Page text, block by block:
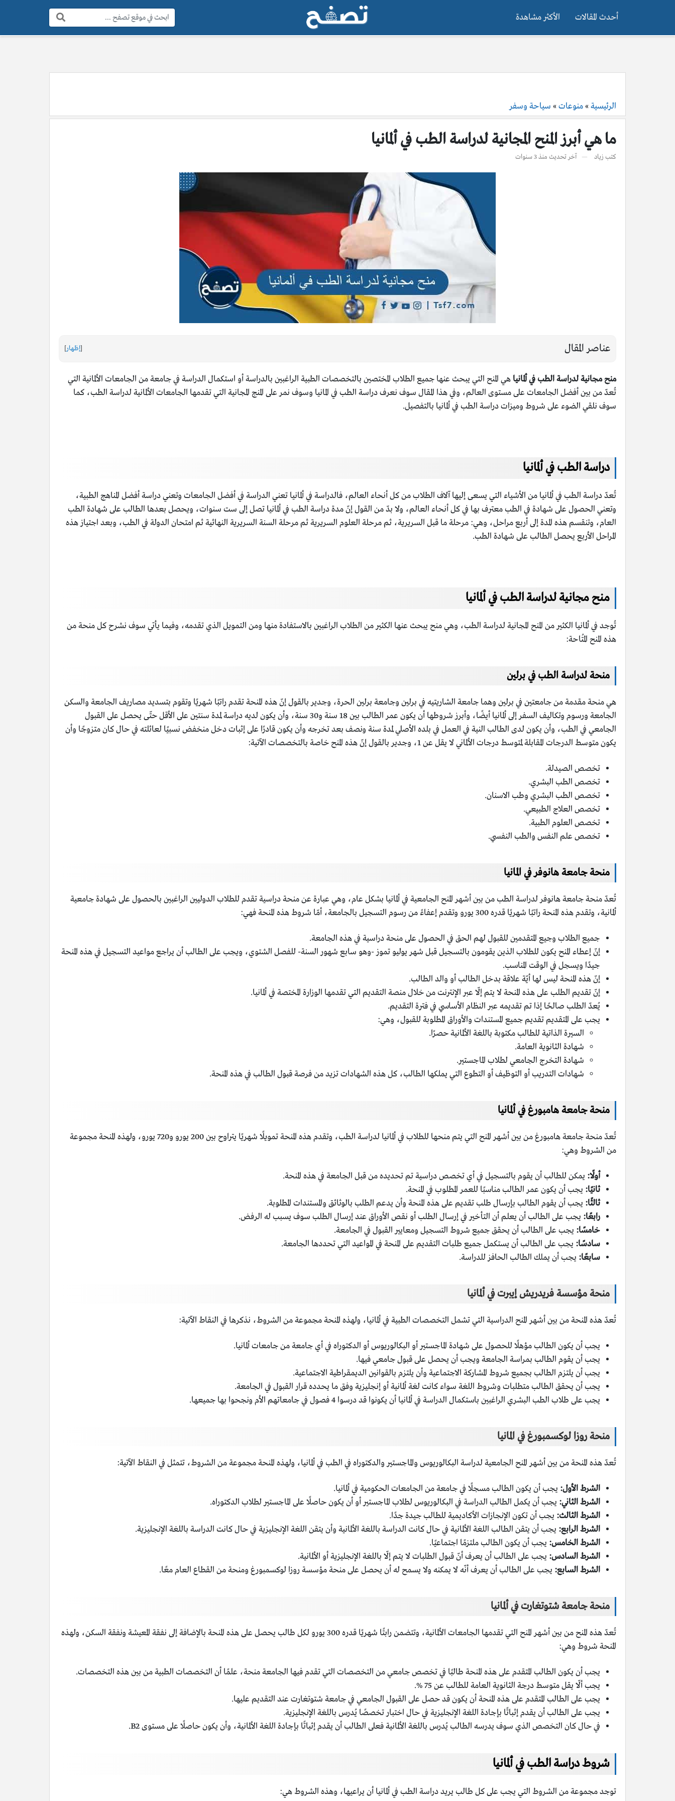
أحدث المقالات الأكثر مشاهدة
البحث:
الرئيسية »منوعات » سياحة وسفر
ما هي أبرز المنح المجانية لدراسة الطب في ألمانيا
كتب زياد آخر تحديث منذ 3 سنوات
عناصر المقال [إظهار]
منح مجانية لدراسة الطب في ألمانيا هي المنح التي يبحث عنها جميع الطلاب المختصين بالتخصصات الطبية الراغبين بالدراسة أو استكمال الدراسة في جامعة من الجامعات الألمانية التي
تُعدّ من بين أفضل الجامعات على مستوى العالم، وفي هذا المقال سوف نعرف دراسة الطب في المانيا وسوف نمر على المنج المجانية التي تقدمها الجامعات الألمانية لدراسة الطب، كما
سوف نلقي الضوء على شروط وميزات دراسة الطب في ألمانيا بالتفصيل.
دراسة الطب في ألمانيا
تُعدّ دراسة الطب في ألمانيا من الأشياء التي يسعى إليها آلاف الطلاب من كل أنحاء العالم، فالدراسة في ألمانيا تعني الدراسة في أفضل الجامعات وتعني دراسة أفضل المناهج الطبية،
وتعني الحصول على شهادة في الطب معترف بها في كل أنحاء العالم، ولا بدّ من القول إنّ مدة دراسة الطب في ألمانيا تصل إلى ست سنوات، ويحصل بعدها الطالب على شهادة الطب
العام، وتنقسم هذه المدة إلى أربع مراحل، وهي: مرحلة ما قبل السريرية، ثم مرحلة العلوم السريرية ثم مرحلة السنة السريرية النهائية ثم امتحان الدولة في الطب، وبعد اجتياز هذه
المراحل الأربع يحصل الطالب على شهادة الطب.
منح مجانية لدراسة الطب في ألمانيا
تُوجد في ألمانيا الكثير من المنح المجانية لدراسة الطب، وهي منح يبحث عنها الكثير من الطلاب الراغبين بالاستفادة منها ومن التمويل الذي تقدمه، وفيما يأتي سوف نشرح كل منحة من
هذه المنح المُتاحة:
منحة لدراسة الطب في برلين
هي منحة مقدمة من جامعتين في برلين وهما جامعة الشاريتيه في برلين وجامعة برلين الحرة، وجدير بالقول إنّ هذه المنحة تقدم راتبًا شهريًا وتقوم بتسديد مصاريف الجامعة والسكن
الجامعة ورسوم وتكاليف السفر إلى ألمانيا أيضًا، وأبرز شروطها أن يكون عمر الطالب بين 18 سنة و30 سنة، وأن يكون لديه دراسة لمدة سنتين على الأقل حتّى يحصل على القبول
الجامعي في الطب، وأن يكون لدى الطالب النية في العمل في بلده الأصلي لمدة سنة ونصف بعد تخرجه وأن يكون قادرًا على إثبات دخل منخفض نسبيًا لعائلته في حال كان متزوجًا وأن
يكون متوسط الدرجات المقابلة لمتوسط درجات الألماني لا يقل عن 1، وجدير بالقول إنّ هذه المنح خاصة بالتخصصات الآتية:
تخصص الصيدلة.
تخصص الطب البشري.
تخصص الطب البشري وطب الاسنان.
تخصص العلاج الطبيعي.
تخصص العلوم الطبية.
تخصص علم النفس والطب النفسي.
منحة جامعة هانوفر في المانيا
تُعدّ منحة جامعة هانوفر لدراسة الطب من بين أشهر المنح الجامعية في ألمانيا بشكل عام، وهي عبارة عن منحة دراسية تقدم للطلاب الدوليين الراغبين بالحصول على شهادة جامعية
ألمانية، وتقدم هذه المنحة راتبًا شهريًا قدره 300 يورو وتقدم إعفاءً من رسوم التسجيل بالجامعة، أمّا شروط هذه المنحة فهي:
جميع الطلاب وجيع المتقدمين للقبول لهم الحق في الحصول على منحة دراسية في هذه الجامعة.
إنّ إعطاء المنح يكون للطلاب الذين يقومون بالتسجيل قبل شهر يوليو تموز -وهو سابع شهور السنة- للفصل الشتوي، ويجب على الطالب أن يراجع مواعيد التسجيل في هذه المنحة
جيدًا ويسجل في الوقت المناسب.
إنّ هذه المنحة ليس لها أيّة علاقة بدخل الطالب أو والد الطالب.
إنّ تقديم الطلب على هذه المنحة لا يتم إلّا عبر الإنترنت من خلال منصة التقديم التي تقدمها الوزارة المختصة في ألمانيا.
يُعدّ الطلب صالحًا إذا تم تقديمه عبر النظام الأساسي في فترة التقديم.
يجب على المتقديم تقديم جميع المستندات والأوراق المطلوبة للقبول، وهي:
السيرة الذاتية للطالب مكتوبة باللغة الألمانية حصرًا.
شهادة الثانوية العامة.
شهادة التخرج الجامعي لطلاب الماجستير.
شهادات التدريب أو التوظيف أو التطوع التي يملكها الطالب، كل هذه الشهادات تزيد من فرصة قبول الطالب في هذه المنحة.
منحة جامعة هامبورغ في ألمانيا
تُعدّ منحة جامعة هامبورغ من بين أشهر المنح التي يتم منحها للطلاب في ألمانيا لدراسة الطب، وتقدم هذه المنحة تمويلًا شهريًا يتراوح بين 200 يورو و720 يورو، ولهذه المنحة مجموعة
من الشروط وهي:
أولًا: يمكن للطالب أن يقوم بالتسجيل في أي تخصص دراسية تم تحديده من قبل الجامعة في هذه المنحة.
ثانيًا: يجب أن يكون عمر الطالب مناسبًا للعمر المطلوب في المنحة.
ثالثًا: يجب أن يقوم الطالب بإرسال طلب تقديم على هذه المنحة وأن يدعم الطلب بالوثائق والمستندات المطلوبة.
رابعًا: يجب على الطالب أن يعلم أن التأخير في إرسال الطلب أو نقص الأوراق عند إرسال الطلب سوف يسبب له الرفض.
خامسًا: يجب على الطالب أن يحقق جميع شروط التسجيل ومعايير القبول في الجامعة.
سادسًا: يجب على الطالب أن يستكمل جميع طلبات التقديم على المنحة في المواعيد التي تحددها الجامعة.
سابعًا: يجب أن يملك الطالب الحافز للدراسة.
منحة مؤسسة فريدريش إيبرت في ألمانيا
تُعدّ هذه المنحة من بين أشهر المنح الدراسية التي تشمل التخصصات الطبية في ألمانيا، ولهذه المنحة مجموعة من الشروط، نذكرها في النقاط الآتية:
يجب أن يكون الطالب مؤهلًا للحصول على شهادة الماجستير أو البكالوريوس أو الدكتوراه في أي جامعة من جامعات ألمانيا.
يجب أن يقوم الطالب بمراسة الجامعة ويجب أن يحصل على قبول جامعي فيها.
يجب أن يلتزم الطالب بجميع شروط المشاركة الاجتماعية وأن يلتزم بالقوانين الديمقراطية الاجتماعية.
يجب أن يحقق الطالب متطلبات وشروط اللغة سواء كانت لغة ألمانية أو إنجليزية وفق ما يحدده قرار القبول في الجامعة.
يجب على طلاب الطب البشري الراغبين باستكمال الدراسة في ألمانيا أن يكونوا قد درسوا 4 فصول في جامعاتهم الأم ونجحوا بها جميعها.
منحة روزا لوكسمبورغ في المانيا
تُعدّ هذه المنحة من بين أشهر المنح الجامعية لدراسة البكالوريوس والماجستير والدكتوراه في الطب في ألمانيا، ولهذه المنحة مجموعة من الشروط، تتمثل في النقاط الآتية:
الشرط الأول: يجب أن يكون الطالب مسجلًا في جامعة من الجامعات الحكومية في ألمانيا.
الشرط الثاني: يجب أن يكمل الطالب الدراسة في البكالوريوس لطلاب الماجستير أو أن يكون حاصلًا على الماجستير لطلاب الدكتوراه.
الشرط الثالث: يجب أن تكون الإنجازات الأكاديمية للطالب جيدة جدًا.
الشرط الرابع: يجب أن يتقن الطالب اللغة الألمانية في حال كانت الدراسة باللغة الألمانية وأن يتقن اللغة الإنجليزية في حال كانت الدراسة باللغة الإنجليزية.
الشرط الخامس: يجب أن يكون الطالب ملتزمًا اجتماعيًا.
الشرط السادس: يجب على الطالب أن يعرف أنّ قبول الطلبات لا يتم إلّا باللغة الإنجليزية أو الألمانية.
الشرط السابع: يجب على الطالب أن يعرف أنّه لا يمكنه ولا يسمح له أن يحصل على منحة مؤسسة روزا لوكسمبورغ ومنحة من القطاع العام معًا.
منحة جامعة شتوتغارت في ألمانيا
تُعدّ هذه المنح من بين أشهر المنح التي تقدمها الجامعات الألمانية، وتتضمن رابتًا شهريًا قدره 300 يورو لكل طالب يحصل على هذه المنحة بالإضافة إلى نفقة المعيشة ونفقة السكن، ولهذه
المنحة شروط وهي:
يجب أن يكون الطالب المتقدم على هذه المنحة طالبًا في تخصص جامعي من التخصصات التي تقدم فيها الجامعة منحة، علمًا أن التخصصات الطبية من بين هذه التخصصات.
يجب ألّا يقل متوسط درجة الثانوية العامة للطالب عن 75 %.
يجب على الطالب المتقدم على هذه المنحة أن يكون قد حصل على القبول الجامعي في جامعة شتوتغارت عند التقديم عليها.
يجب على الطالب أن يقدم إثباتًا بإجادة اللغة الإنجليزية في حال اختبار تخصصًا يُدرس باللغة الإنجليزية.
في حال كان التخصص الذي سوف يدرسه الطالب يُدرس باللغة الألمانية فعلى الطالب أن يقدم إثباتًا بإجادة اللغة الألمانية، وأن يكون حاصلًا على مستوى B2.
شروط دراسة الطب في ألمانيا
توجد مجموعة من الشروط التي يجب على كل طالب يريد دراسة الطب في ألمانيا أن يراعيها، وهذه الشروط هي: